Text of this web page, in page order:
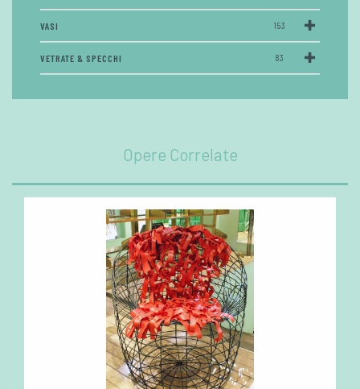
VASI 153
VETRATE & SPECCHI 83
Opere Correlate